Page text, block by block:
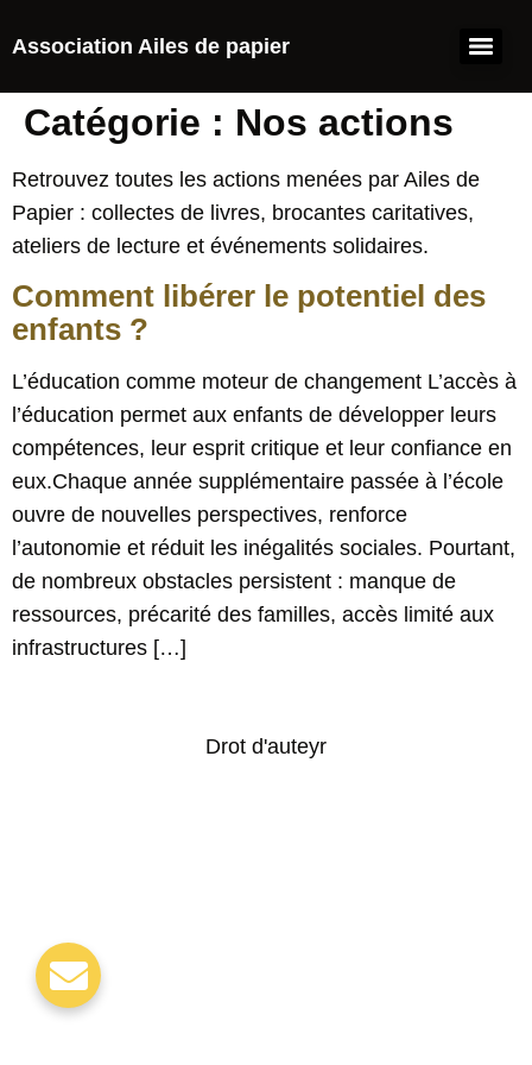
Association Ailes de papier
Catégorie : Nos actions
Retrouvez toutes les actions menées par Ailes de
Papier : collectes de livres, brocantes caritatives,
ateliers de lecture et événements solidaires.
Comment libérer le potentiel des
enfants ?
L’éducation comme moteur de changement L’accès à
l’éducation permet aux enfants de développer leurs
compétences, leur esprit critique et leur confiance en
eux.Chaque année supplémentaire passée à l’école
ouvre de nouvelles perspectives, renforce
l’autonomie et réduit les inégalités sociales. Pourtant,
de nombreux obstacles persistent : manque de
ressources, précarité des familles, accès limité aux
infrastructures […]
Drot d'auteyr